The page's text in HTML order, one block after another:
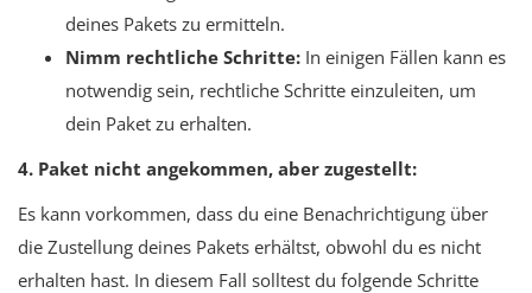
deines Pakets zu ermitteln.
Nimm rechtliche Schritte: In einigen Fällen kann es
notwendig sein, rechtliche Schritte einzuleiten, um
dein Paket zu erhalten.
4. Paket nicht angekommen, aber zugestellt:
Es kann vorkommen, dass du eine Benachrichtigung über
die Zustellung deines Pakets erhältst, obwohl du es nicht
erhalten hast. In diesem Fall solltest du folgende Schritte